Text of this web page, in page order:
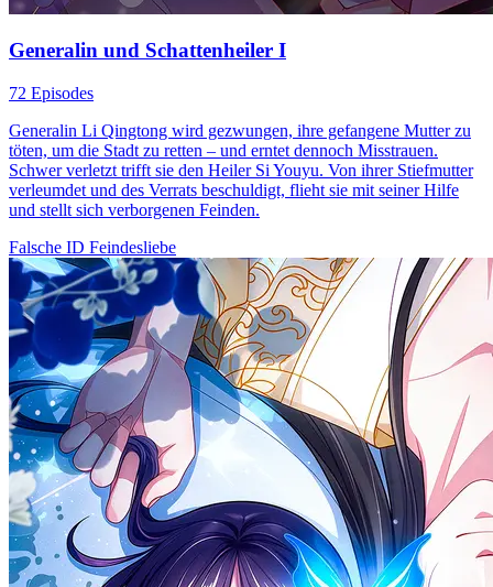
Generalin und Schattenheiler I
72 Episodes
Generalin Li Qingtong wird gezwungen, ihre gefangene Mutter zu
töten, um die Stadt zu retten – und erntet dennoch Misstrauen.
Schwer verletzt trifft sie den Heiler Si Youyu. Von ihrer Stiefmutter
verleumdet und des Verrats beschuldigt, flieht sie mit seiner Hilfe
und stellt sich verborgenen Feinden.
Falsche ID Feindesliebe